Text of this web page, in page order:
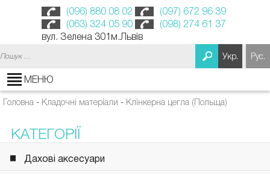
(096) 880 08 02
(097) 672 96 39
(063) 324 05 90
(098) 274 61 37
вул. Зелена 301м.Львів
Укр. Рус.
МЕНЮ
Головна - Кладочні матеріали - Клінкерна цегла (Польща)
КАТЕГОРІЇ
Дахові аксесуари